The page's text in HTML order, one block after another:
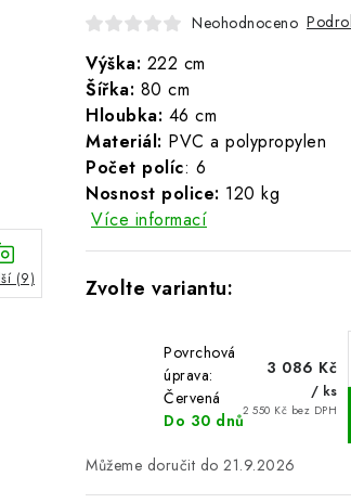
Neohodnoceno
Výška: 222 cm
Šířka: 80 cm
Hloubka: 46 cm
Materiál: PVC a polypropylen
Počet políc: 6
Nosnost police: 120 kg
Více informací
Povrchová
úprava:
Červená
Do 30 dnů
3 086 Kč
/ ks
2 550 Kč bez DPH
21.9.2026
(9)